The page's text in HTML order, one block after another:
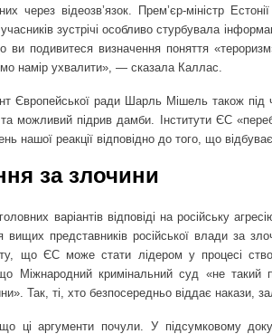
через відеозв’язок. Прем’єр-міністр
зустрічі особливо стурбувала
ви подивитеся визначення поняття
намір ухвалити», — сказала Каллас.
Європейської ради Шарль Мішель також під
можливий підрив дамби. Інститути ЄС
нашої реакції відповідно до того, що
за злочини
варіантів відповіді на російську
вищих представників російської влади за
що ЄС може стати лідером у процесі
Міжнародний кримінальний суд «не
Так, ті, хто безпосередньо віддає
ці аргументи почули. У підсумковому